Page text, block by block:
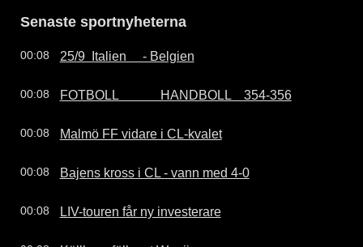
Senaste sportnyheterna
00:08 25/9  Italien     - Belgien
00:08 FOTBOLL             HANDBOLL    354-356
00:08 Malmö FF vidare i CL-kvalet
00:08 Bajens kross i CL - vann med 4-0
00:08 LIV-touren får ny investerare